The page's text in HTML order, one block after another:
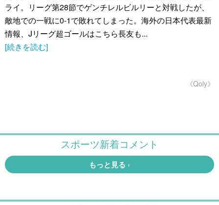
ライ。リーグ第28節でゲンチレルビルリーと対戦したが、
敵地での一戦に0-1で敗れてしまった。海外の日本代表最新
情報、Jリーグ超ゴールはこちら長友も...
[続きを読む]
《Qoly》